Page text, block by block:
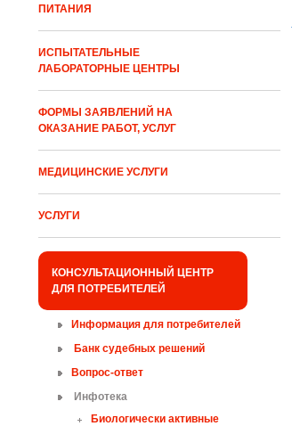
ПИТАНИЯ
ИСПЫТАТЕЛЬНЫЕ
ЛАБОРАТОРНЫЕ ЦЕНТРЫ
ФОРМЫ ЗАЯВЛЕНИЙ НА
ОКАЗАНИЕ РАБОТ, УСЛУГ
МЕДИЦИНСКИЕ УСЛУГИ
УСЛУГИ
КОНСУЛЬТАЦИОННЫЙ ЦЕНТР
ДЛЯ ПОТРЕБИТЕЛЕЙ
Информация для потребителей
Банк судебных решений
Вопрос-ответ
Инфотека
Биологически активные